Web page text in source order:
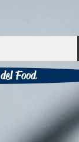
Food